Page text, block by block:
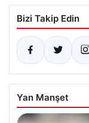
Bizi Takip Edin
Yan Manşet